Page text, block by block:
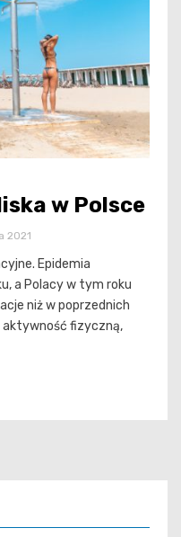
w Polsce
2021
Epidemia
a Polacy w tym roku
niż w poprzednich
aktywność fizyczną,